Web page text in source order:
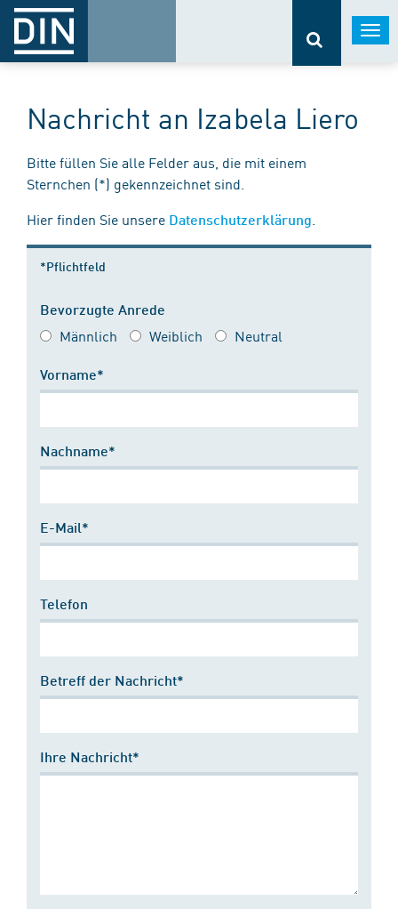
Nachricht an Izabela Liero
Bitte füllen Sie alle Felder aus, die mit einem
Sternchen (*) gekennzeichnet sind.
Hier finden Sie unsere Datenschutzerklärung
*Pflichtfeld
Bevorzugte Anrede
Männlich Weiblich Neutral
Vorname*
Nachname*
E-Mail*
Telefon
Betreff der Nachricht*
Ihre Nachricht*